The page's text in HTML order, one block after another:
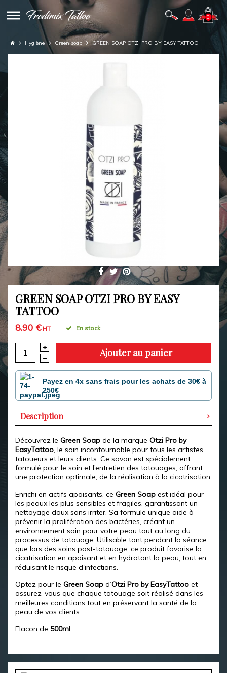
0
Hygiène Green soap GREEN SOAP OTZI PRO BY EASY TATTOO
GREEN SOAP OTZI PRO BY EASY
TATTOO
8.90 €HT En stock
Ajouter au panier
Payez en 4x sans frais pour les achats de 30€ à
250€
Description
Découvrez le Green Soap de la marque Otzi Pro by
EasyTattoo, le soin incontournable pour tous les artistes
tatoueurs et leurs clients. Ce savon est spécialement
formulé pour le soin et l’entretien des tatouages, offrant
une protection optimale, de la réalisation à la cicatrisation.
Enrichi en actifs apaisants, ce Green Soap est idéal pour
les peaux les plus sensibles et fragiles, garantissant un
nettoyage doux sans irriter. Sa formule unique aide à
prévenir la prolifération des bactéries, créant un
environnement sain pour votre peau tout au long du
processus de tatouage. Utilisable tant pendant la séance
que lors des soins post-tatouage, ce produit favorise la
cicatrisation en apaisant et en hydratant la peau, tout en
réduisant le risque d'infections.
Optez pour le Green Soap d’Otzi Pro by EasyTattoo et
assurez-vous que chaque tatouage soit réalisé dans les
meilleures conditions tout en préservant la santé de la
peau de vos clients.
Flacon de 500ml